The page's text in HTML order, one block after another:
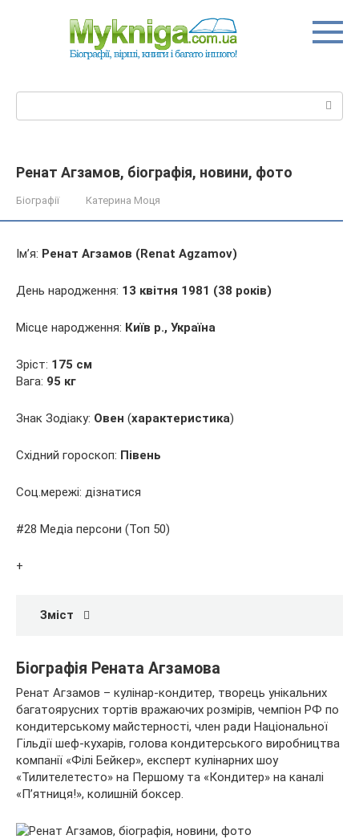
Ренат Агзамов, біографія, новини, фото
Біографії Катерина Моця
Ім’я: Ренат Агзамов (Renat Agzamov)
День народження: 13 квітня 1981 (38 років)
Місце народження: Київ р., Україна
Зріст: 175 см
Вага: 95 кг
Знак Зодіаку: Овен (характеристика)
Східний гороскоп: Півень
Соц.мережі: дізнатися
#28 Медіа персони (Топ 50)
+
Зміст
Біографія Рената Агзамова
Ренат Агзамов – кулінар-кондитер, творець унікальних
багатоярусних тортів вражаючих розмірів, чемпіон РФ по
кондитерському майстерності, член ради Національної
Гільдії шеф-кухарів, голова кондитерського виробництва
компанії «Філі Бейкер», експерт кулінарних шоу
«Тилителетесто» на Першому та «Кондитер» на каналі
«П’ятниця!», колишній боксер.